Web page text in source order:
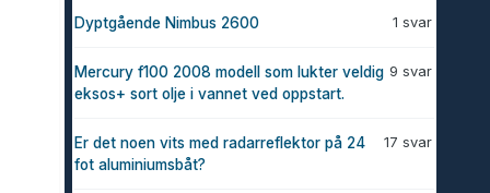
1 svar
Dyptgående Nimbus 2600
9 svar
Mercury f100 2008 modell som lukter veldig
eksos+ sort olje i vannet ved oppstart.
17 svar
Er det noen vits med radarreflektor på 24
fot aluminiumsbåt?